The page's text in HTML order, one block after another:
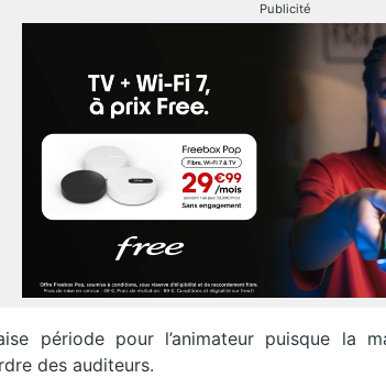
Publicité
période pour l’animateur puisque la
des auditeurs.